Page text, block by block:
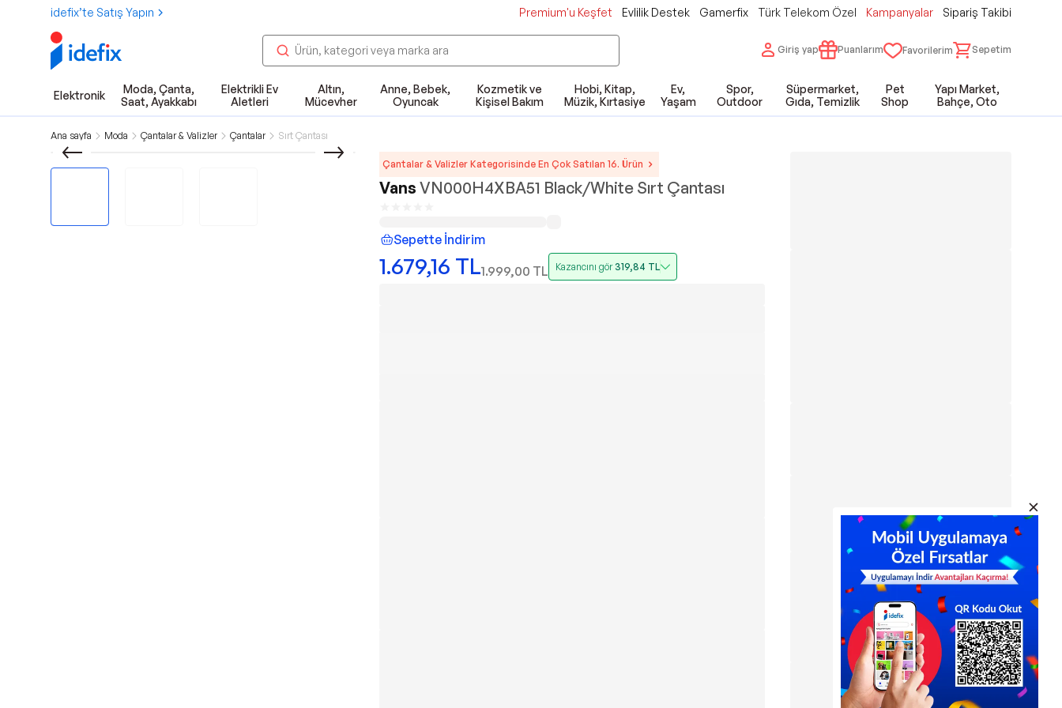
idefix’te Satış Yapın Premium'u Keşfet Evlilik Destek Gamerfix Türk Telekom Özel Kampanyalar Sipariş Takibi
Giriş yap Puanlarım Favorilerim Sepetim
Elektronik
Moda, Çanta,
Saat, Ayakkabı
Elektrikli Ev
Aletleri
Altın,
Mücevher
Anne, Bebek,
Oyuncak
Kozmetik ve
Kişisel Bakım
Hobi, Kitap,
Müzik, Kırtasiye
Ev,
Yaşam
Spor,
Outdoor
Süpermarket,
Gıda, Temizlik
Pet
Shop
Yapı Market,
Bahçe, Oto
Ana sayfa Moda Çantalar & Valizler Çantalar Sırt Çantası
Çantalar & Valizler Kategorisinde En Çok Satılan 16. Ürün
Vans VN000H4XBA51 Black/White Sırt Çantası
Sepette İndirim
1.679,16 TL1.999,00 TL Kazancını gör319,84 TL